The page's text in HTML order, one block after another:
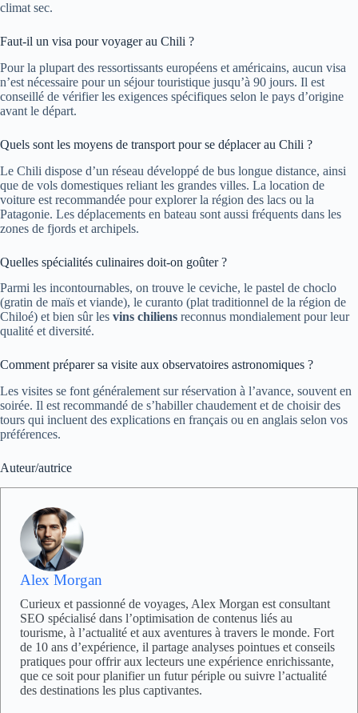
climat sec.
Faut-il un visa pour voyager au Chili ?
Pour la plupart des ressortissants européens et américains, aucun visa
n’est nécessaire pour un séjour touristique jusqu’à 90 jours. Il est
conseillé de vérifier les exigences spécifiques selon le pays d’origine
avant le départ.
Quels sont les moyens de transport pour se déplacer au Chili ?
Le Chili dispose d’un réseau développé de bus longue distance, ainsi
que de vols domestiques reliant les grandes villes. La location de
voiture est recommandée pour explorer la région des lacs ou la
Patagonie. Les déplacements en bateau sont aussi fréquents dans les
zones de fjords et archipels.
Quelles spécialités culinaires doit-on goûter ?
Parmi les incontournables, on trouve le ceviche, le pastel de choclo
(gratin de maïs et viande), le curanto (plat traditionnel de la région de
Chiloé) et bien sûr les vins chiliens reconnus mondialement pour leur
qualité et diversité.
Comment préparer sa visite aux observatoires astronomiques ?
Les visites se font généralement sur réservation à l’avance, souvent en
soirée. Il est recommandé de s’habiller chaudement et de choisir des
tours qui incluent des explications en français ou en anglais selon vos
préférences.
Auteur/autrice
Alex Morgan
Curieux et passionné de voyages, Alex Morgan est consultant
SEO spécialisé dans l’optimisation de contenus liés au
tourisme, à l’actualité et aux aventures à travers le monde. Fort
de 10 ans d’expérience, il partage analyses pointues et conseils
pratiques pour offrir aux lecteurs une expérience enrichissante,
que ce soit pour planifier un futur périple ou suivre l’actualité
des destinations les plus captivantes.